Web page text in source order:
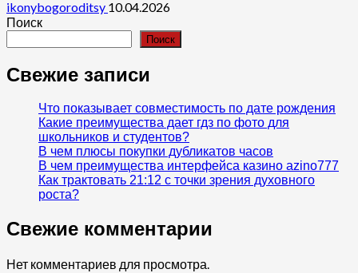
ikonybogoroditsy 10.04.2026
Поиск
Поиск
Свежие записи
Что показывает совместимость по дате рождения
Какие преимущества дает гдз по фото для
школьников и студентов?
В чем плюсы покупки дубликатов часов
В чем преимущества интерфейса казино azino777
Как трактовать 21:12 с точки зрения духовного
роста?
Свежие комментарии
Нет комментариев для просмотра.